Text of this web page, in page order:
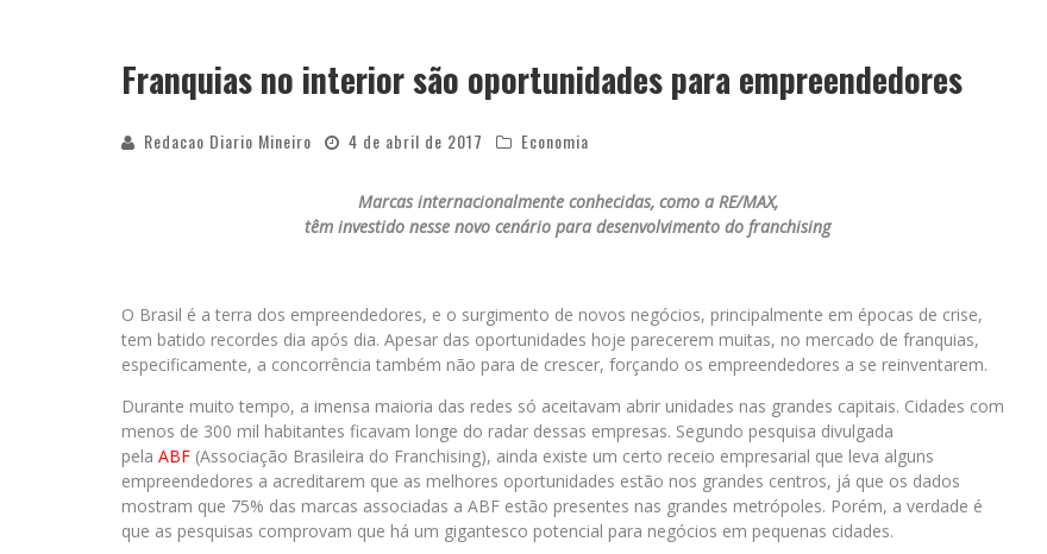
P
ROJETA CULTURA ABRE INSCRIÇÕES GRATUITAS EM SÃO JOÃO DEL-REI PARA OFICINAS DE ELABORAÇÃO DE PROJETOS CULTURAIS E INTELIGÊNCIA ARTIFICIAL
Franquias no interior são oportunidades para empreendedores
Redacao Diario Mineiro 4 de abril de 2017 Economia
Marcas internacionalmente conhecidas, como a RE/MAX,
têm investido nesse novo cenário para desenvolvimento do franchising
O Brasil é a terra dos empreendedores, e o surgimento de novos negócios, principalmente em épocas de crise,
tem batido recordes dia após dia. Apesar das oportunidades hoje parecerem muitas, no mercado de franquias,
especificamente, a concorrência também não para de crescer, forçando os empreendedores a se reinventarem.
Durante muito tempo, a imensa maioria das redes só aceitavam abrir unidades nas grandes capitais. Cidades com
menos de 300 mil habitantes ficavam longe do radar dessas empresas. Segundo pesquisa divulgada
pela ABF (Associação Brasileira do Franchising), ainda existe um certo receio empresarial que leva alguns
empreendedores a acreditarem que as melhores oportunidades estão nos grandes centros, já que os dados
mostram que 75% das marcas associadas a ABF estão presentes nas grandes metrópoles. Porém, a verdade é
que as pesquisas comprovam que há um gigantesco potencial para negócios em pequenas cidades.